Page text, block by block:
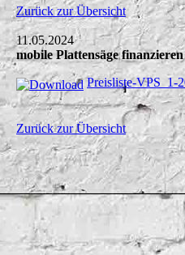
Zurück zur Übersicht
11.05.2024
mobile Plattensäge finanzieren
Preisliste-VPS_1-
Zurück zur Übersicht